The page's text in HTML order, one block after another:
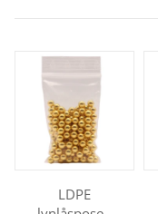
LDPE